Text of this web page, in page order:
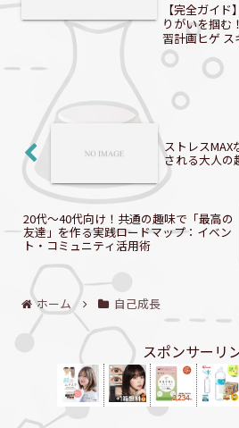
【完全ガイ
りがいを掴む
習計画ヒゲ
する秘訣、教
が人生を変え
れる第一歩現
ップは自己成
ストレスMAX
される大人の
20代〜40代向け！共通の趣味で「最高の
友達」を作る実践ロードマップ：イベン
ト・コミュニティ活用術
ホーム 自己成長
スポンサーリ